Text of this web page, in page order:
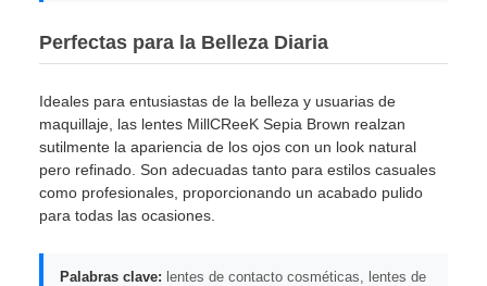
Perfectas para la Belleza Diaria
Ideales para entusiastas de la belleza y usuarias de
maquillaje, las lentes MillCReeK Sepia Brown realzan
sutilmente la apariencia de los ojos con un look natural
pero refinado. Son adecuadas tanto para estilos casuales
como profesionales, proporcionando un acabado pulido
para todas las ocasiones.
Palabras clave: lentes de contacto cosméticas, lentes de